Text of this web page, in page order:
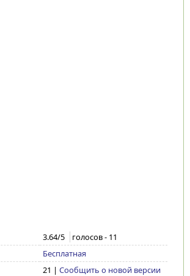
3.64/5 голосов - 11
Бесплатная
21 | Сообщить о новой версии